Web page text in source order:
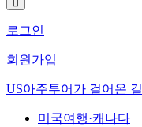
로그인
회원가입
US아주투어가 걸어온 길
미국여행·캐나다